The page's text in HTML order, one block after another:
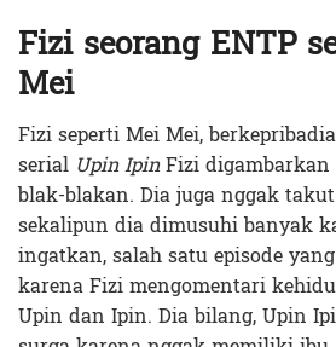
Fizi seorang ENTP
Mei
Fizi seperti Mei Mei,
serial Upin IpinFizi digambarkan
blak-blakan. Dia juga nggak
sekalipun dia dimusuhi banyak
ingatkan, salah satu episode
karena Fizi mengomentari
Upin dan Ipin. Dia bilang, Upin